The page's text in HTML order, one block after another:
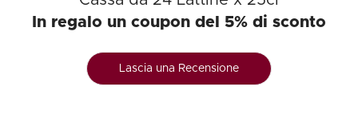
In regalo un coupon del 5% di sconto
Lascia una Recensione